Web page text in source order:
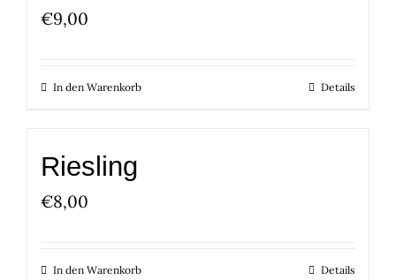
€9,00
In den Warenkorb Details
Riesling
€8,00
In den Warenkorb Details